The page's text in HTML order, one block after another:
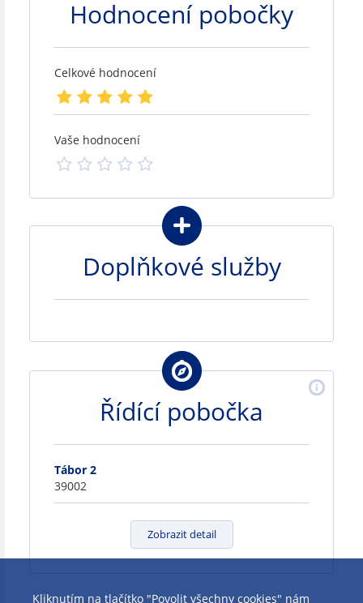
Hodnocení pobočky
Celkové hodnocení
Vaše hodnocení
Doplňkové služby
Řídící pobočka
Tábor 2
39002
Zobrazit detail
Kliknutím na tlačítko "Povolit všechny cookies" nám